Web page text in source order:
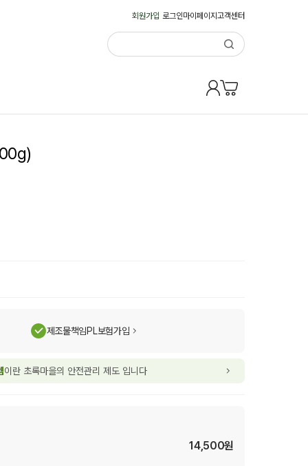
회원가입 로그인마이페이지 고객센터
제조물책임PL보험가입
이란 초록마을의 안전관리 제도 입니다
14,500원